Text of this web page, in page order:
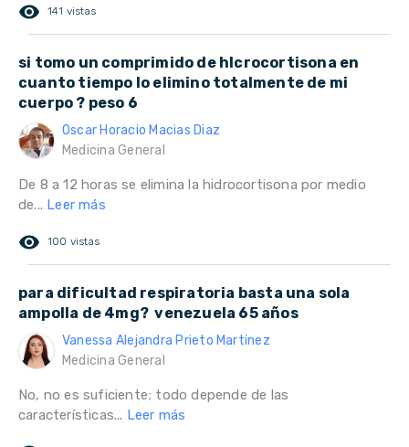
remove_red_eye 141 vistas
si tomo un comprimido de hlcrocortisona en
cuanto tiempo lo elimino totalmente de mi
cuerpo ? peso 6
Oscar Horacio Macias Diaz
Medicina General
De 8 a 12 horas se elimina la hidrocortisona por medio
de... Leer más
remove_red_eye 100 vistas
para dificultad respiratoria basta una sola
ampolla de 4mg? venezuela 65 años
Vanessa Alejandra Prieto Martinez
Medicina General
No, no es suficiente; todo depende de las
características... Leer más